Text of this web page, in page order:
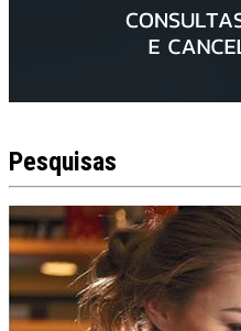
Pesquisas